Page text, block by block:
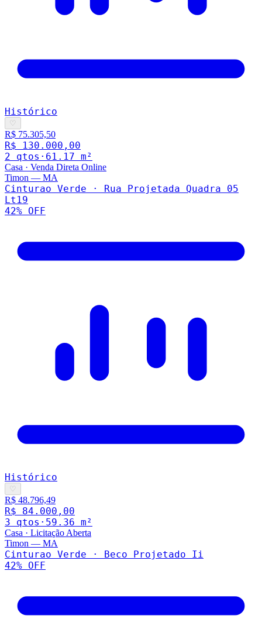
Histórico
♡
R$ 75.305,50
R$ 130.000,00
2 qtos · 61.17 m²
Casa · Venda Direta Online
Timon — MA
Cinturao Verde · Rua Projetada Quadra 05
Lt19
42% OFF
Histórico
♡
R$ 48.796,49
R$ 84.000,00
3 qtos · 59.36 m²
Casa · Licitação Aberta
Timon — MA
Cinturao Verde · Beco Projetado Ii
42% OFF